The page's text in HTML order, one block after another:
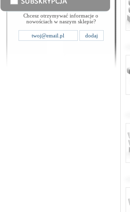
Chcesz otrzymywać informacje o
nowościach w naszym sklepie?